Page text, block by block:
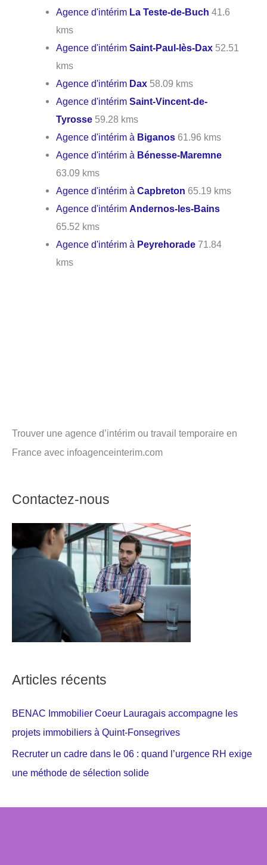
Agence d'intérim La Teste-de-Buch 41.6
kms
Agence d'intérimSaint-Paul-lès-Dax 52.51
kms
Agence d'intérim Dax 58.09 kms
Agence d'intérimSaint-Vincent-de-
Tyrosse 59.28 kms
Agence d'intérim à Biganos 61.96 kms
Agence d'intérim à Bénesse-Maremne
63.09 kms
Agence d'intérim àCapbreton 65.19 kms
Agence d'intérimAndernos-les-Bains
65.52 kms
Agence d'intérim à Peyrehorade 71.84
kms
Trouver une agence d’intérim ou travail temporaire en
France avec infoagenceinterim.com
Contactez-nous
Articles récents
BENAC Immobilier Coeur Lauragais accompagne les
projets immobiliers à Quint-Fonsegrives
Recruter un cadre dans le 06 : quand l’urgence RH exige
une méthode de sélection solide